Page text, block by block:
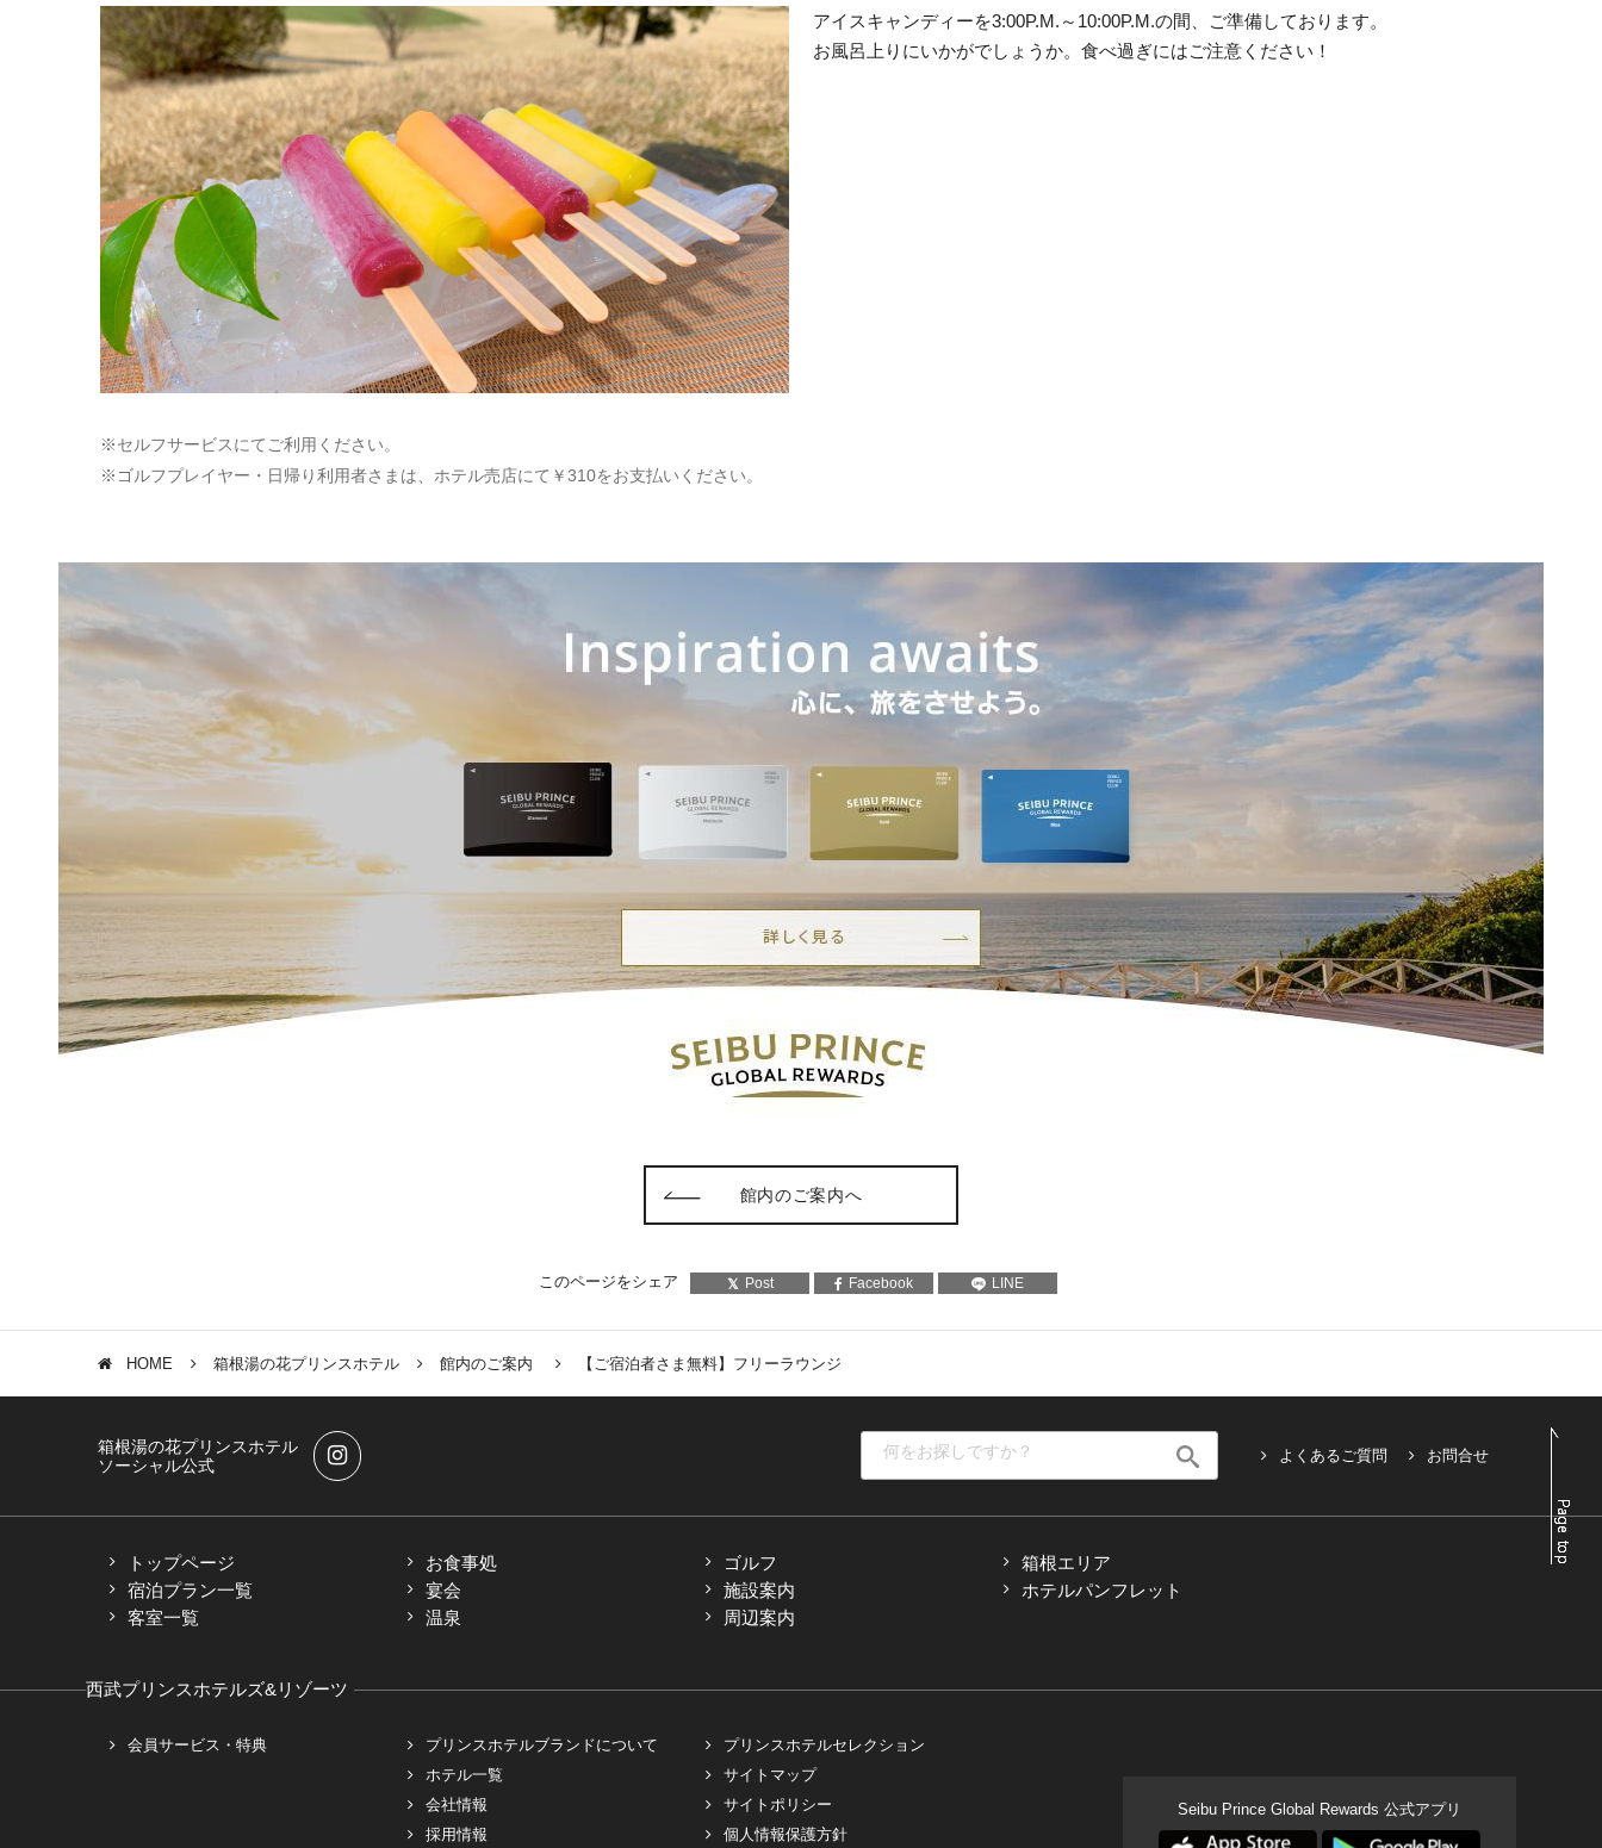
アイスキャンディーを3:00P.M.～10:00P.M.の間、ご準備しております。
お風呂上りにいかがでしょうか。食べ過ぎにはご注意ください！
※セルフサービスにてご利用ください。
※ゴルフプレイヤー・日帰り利用者さまは、ホテル売店にて￥310をお支払いください。
館内のご案内へ
このページをシェア Post Facebook LINE
HOME 箱根湯の花プリンスホテル 館内のご案内 【ご宿泊者さま無料】フリーラウンジ
箱根湯の花プリンスホテル
ソーシャル公式
よくあるご質問 お問合せ
トップページ
宿泊プラン一覧
客室一覧
お食事処
宴会
温泉
ゴルフ
施設案内
周辺案内
箱根エリア
ホテルパンフレット
西武プリンスホテルズ&リゾーツ
会員サービス・特典
プリンスホテルブランドについて
ホテル一覧
会社情報
採用情報
プリンスホテルセレクション
サイトマップ
サイトポリシー
個人情報保護方針
Seibu Prince Global Rewards 公式アプリ